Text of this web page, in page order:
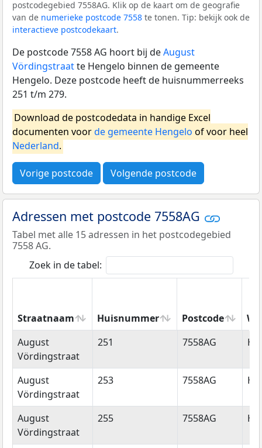
postcodegebied 7558AG. Klik op de kaart om de geografie
van de numerieke postcode 7558 te tonen. Tip: bekijk ook de
interactieve postcodekaart.
De postcode 7558 AG hoort bij deAugust
Vördingstraatte Hengelo binnen de gemeente
Hengelo. Deze postcode heeft de huisnummerreeks
251 t/m 279.
Download de postcodedata in handige Excel
documenten voorde gemeente Hengelo of voor heel
Nederland.
Vorige postcode Volgende postcode
Adressen met postcode 7558AG
Tabel met alle 15 adressen in het postcodegebied
7558 AG.
Zoek in de tabel:
Straatnaam Huisnummer Postcode
Straatnaam
Huisnummer Postcode
August
Vördingstraat
251 7558AG
August
Vördingstraat
253 7558AG
August
Vördingstraat
255 7558AG